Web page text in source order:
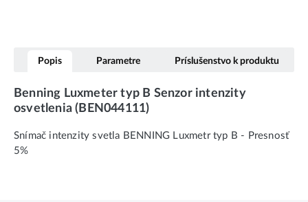
Popis Parametre Príslušenstvo k produktu
Benning Luxmeter typ B Senzor intenzity
osvetlenia (BEN044111)
Snímač intenzity svetla BENNING Luxmetr typ B - Presnosť
5%